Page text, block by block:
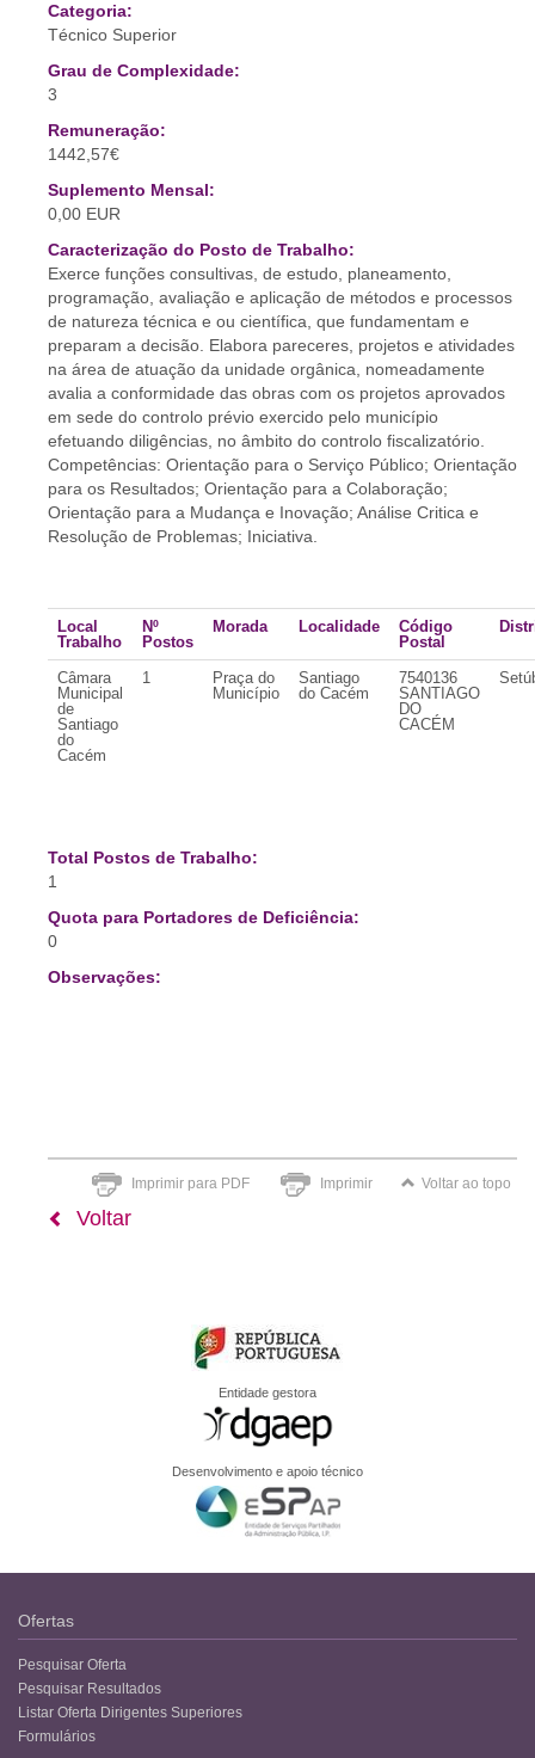
Categoria:
Técnico Superior
Grau de Complexidade:
3
Remuneração:
1442,57€
Suplemento Mensal:
0,00 EUR
Caracterização do Posto de Trabalho:
Exerce funções consultivas, de estudo, planeamento,
programação, avaliação e aplicação de métodos e processos
de natureza técnica e ou científica, que fundamentam e
preparam a decisão. Elabora pareceres, projetos e atividades
na área de atuação da unidade orgânica, nomeadamente
avalia a conformidade das obras com os projetos aprovados
em sede do controlo prévio exercido pelo município
efetuando diligências, no âmbito do controlo fiscalizatório.
Competências: Orientação para o Serviço Público; Orientação
para os Resultados; Orientação para a Colaboração;
Orientação para a Mudança e Inovação; Análise Critica e
Resolução de Problemas; Iniciativa.
Local
Trabalho
Nº
Postos
Morada Localidade
Código
Postal
Câmara
Municipal
de
Santiago
do
Cacém
1
Praça do
Município
Santiago
do Cacém
7540136
SANTIAGO
DO
CACÉM
Total Postos de Trabalho:
1
Quota para Portadores de Deficiência:
0
Observações:
Imprimir para PDF Imprimir Voltar ao topo
Voltar
Entidade gestora
Desenvolvimento e apoio técnico
Ofertas
Pesquisar Oferta
Pesquisar Resultados
Listar Oferta Dirigentes Superiores
Formulários